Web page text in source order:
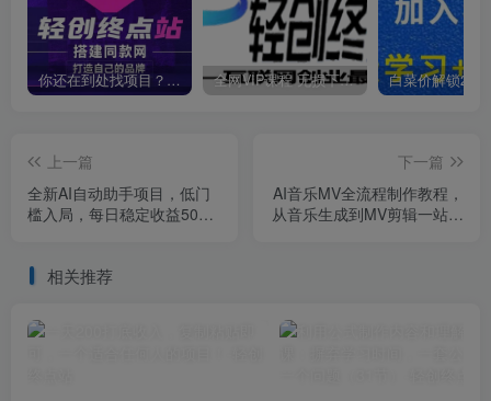
你还在到处找项目？还在当韭菜？我靠卖项目一个月收入5万+，曾经我也是个失败者。 全网VIP课程 无损下载~
上一篇
全新AI自动助手项目，低门
槛入局，每日稳定收益500
下一篇
AI音乐MV全流程制作教程，
从音乐生成到MV剪辑一站式
相关推荐